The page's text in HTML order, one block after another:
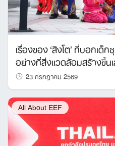
เรื่องของ ‘สิงโต’ ที่บอกเด็
อย่างที่สิ่งแวดล้อมสร้างขึ้น
23 กรกฎาคม 2569
All About EEF